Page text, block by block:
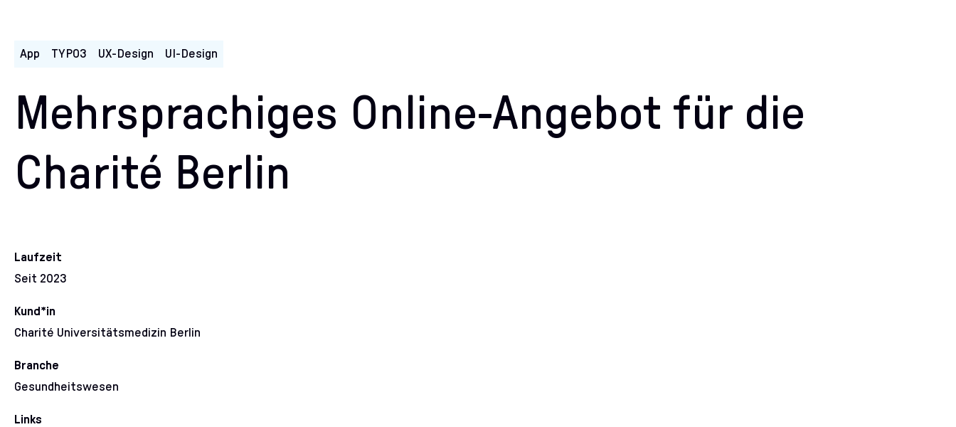
App TYPO3 UX-Design UI-Design
Mehrsprachiges Online-Angebot für die
Charité Berlin
Laufzeit
Seit 2023
Kund*in
Charité Universitätsmedizin Berlin
Branche
Gesundheitswesen
Links